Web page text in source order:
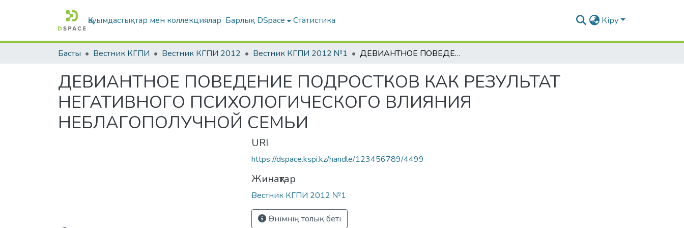
Қауымдастықтар мен коллекциялар Барлық DSpace Статистика Кіру
Басты Вестник КГПИ Вестник КГПИ 2012 Вестник КГПИ 2012 №1 ДЕВИАНТНОЕ ПОВЕДЕНИЕ ПОДРОСТКОВ КАК РЕЗУЛЬТАТ НЕГАТИВНОГО ПСИХОЛОГИЧЕСКОГО ВЛИЯНИЯ НЕБЛАГОПОЛУЧНОЙ СЕМЬИ
ДЕВИАНТНОЕ ПОВЕДЕНИЕ ПОДРОСТКОВ КАК РЕЗУЛЬТАТ
НЕГАТИВНОГО ПСИХОЛОГИЧЕСКОГО ВЛИЯНИЯ
НЕБЛАГОПОЛУЧНОЙ СЕМЬИ
URI
https://dspace.kspi.kz/handle/123456789/4499
Жинақтар
Вестник КГПИ 2012 №1
Өнімнің толық беті